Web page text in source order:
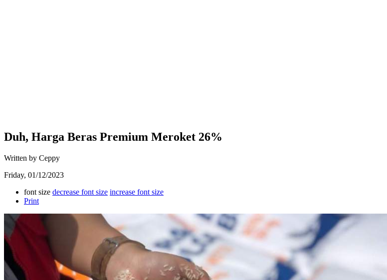
Duh, Harga Beras Premium Meroket 26%
Written by Ceppy
Friday, 01/12/2023
font size decrease font size increase font size
Print